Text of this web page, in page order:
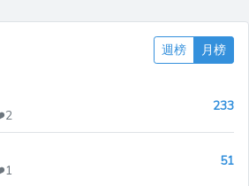
週榜 月榜
233
51